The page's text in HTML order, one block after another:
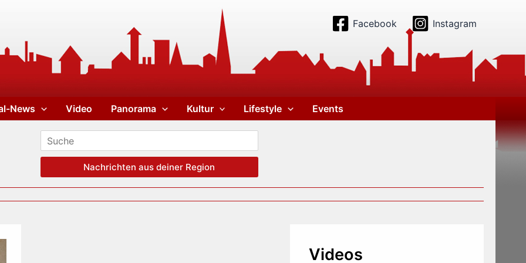
Facebook Instagram
News Video Panorama Kultur Lifestyle Events
Nachrichten aus deiner Region
Videos